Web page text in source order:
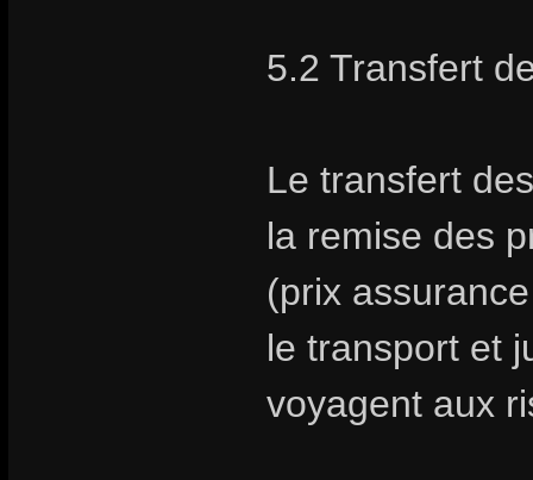
5.2 Transfert
Le transfert
la remise des
(prix
le transport et
voyagent aux